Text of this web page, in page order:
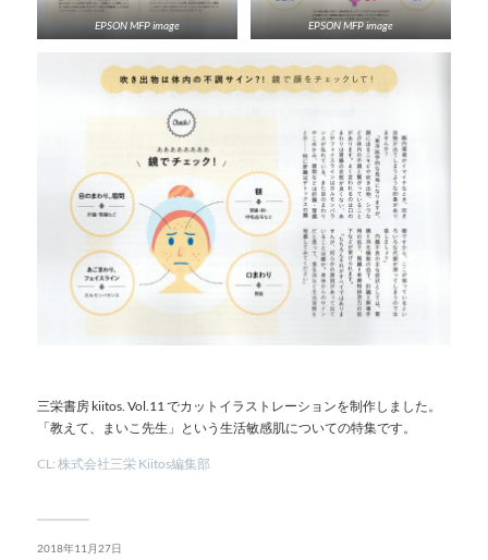
EPSON MFP image EPSON MFP image
三栄書房 kiitos. Vol.11 でカットイラストレーションを制作しました。
「教えて、まいこ先生」という生活敏感肌についての特集です。
CL: 株式会社三栄 Kiitos編集部
2018年11月27日